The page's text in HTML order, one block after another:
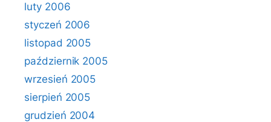
luty 2006
styczeń 2006
listopad 2005
październik 2005
wrzesień 2005
sierpień 2005
grudzień 2004